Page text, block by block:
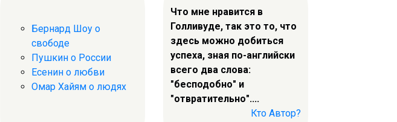
Бернард Шоу о
свободе
Пушкин о России
Есенин о любви
Омар Хайям о людях
Что мне нравится в
Голливуде, так это то, что
здесь можно добиться
успеха, зная по-английски
всего два слова:
"бесподобно" и
"отвратительно"....
Кто Автор?